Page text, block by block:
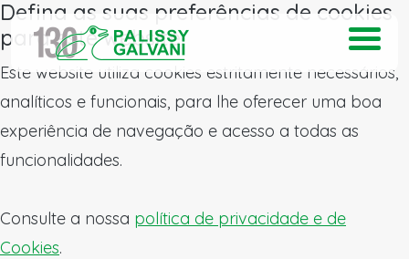
Defina as suas preferências de cookies
para este website.
Este website utiliza cookies estritamente necessários,
analíticos e funcionais, para lhe oferecer uma boa
experiência de navegação e acesso a todas as
funcionalidades.
Consulte a nossa política de privacidade e de
Cookies.